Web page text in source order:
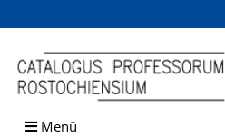
Browsen
direkt zum Inhalt
Menü